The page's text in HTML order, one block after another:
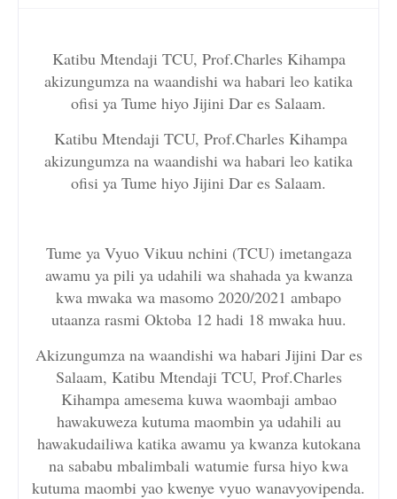
Katibu Mtendaji TCU, Prof.Charles Kihampa
akizungumza na waandishi wa habari leo katika
ofisi ya Tume hiyo Jijini Dar es Salaam.
Katibu Mtendaji TCU, Prof.Charles Kihampa
akizungumza na waandishi wa habari leo katika
ofisi ya Tume hiyo Jijini Dar es Salaam.
Tume ya Vyuo Vikuu nchini (TCU) imetangaza
awamu ya pili ya udahili wa shahada ya kwanza
kwa mwaka wa masomo 2020/2021 ambapo
utaanza rasmi Oktoba 12 hadi 18 mwaka huu.
Akizungumza na waandishi wa habari Jijini Dar es
Salaam, Katibu Mtendaji TCU, Prof.Charles
Kihampa amesema kuwa waombaji ambao
hawakuweza kutuma maombin ya udahili au
hawakudailiwa katika awamu ya kwanza kutokana
na sababu mbalimbali watumie fursa hiyo kwa
kutuma maombi yao kwenye vyuo wanavyovipenda.